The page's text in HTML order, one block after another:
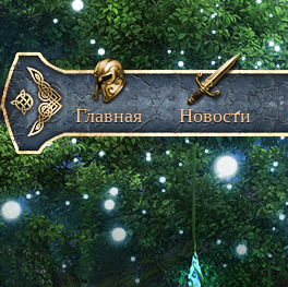
Главная Новости